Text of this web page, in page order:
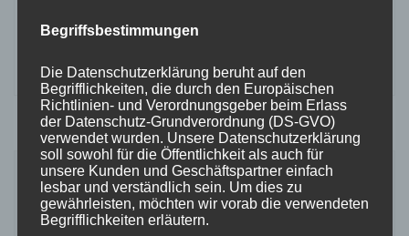
:) Deine Momo
Beitragsnavigation
Vorheriger Artikel
5. Kapitel: Don’t waste your
time!
Nächster Artikel
6. Kapitel: Tragedies
happen
Begriffsbestimmungen
Die Datenschutzerklärung beruht auf den
Begrifflichkeiten, die durch den Europäischen
Richtlinien- und Verordnungsgeber beim Erlass
der Datenschutz-Grundverordnung (DS-GVO)
verwendet wurden. Unsere Datenschutzerklärung
soll sowohl für die Öffentlichkeit als auch für
unsere Kunden und Geschäftspartner einfach
lesbar und verständlich sein. Um dies zu
gewährleisten, möchten wir vorab die verwendeten
Begrifflichkeiten erläutern.